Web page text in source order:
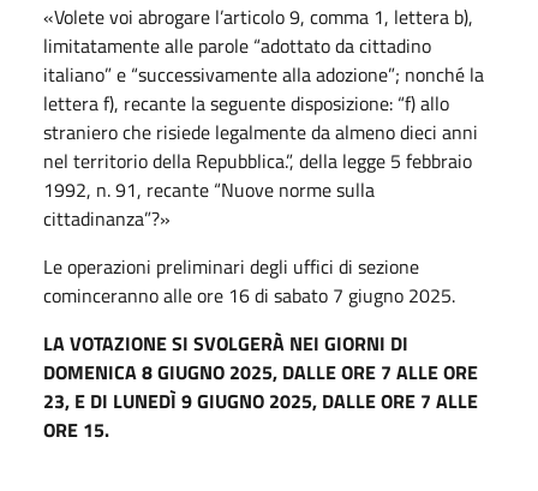
«Volete voi abrogare l’articolo 9, comma 1, lettera b),
limitatamente alle parole “adottato da cittadino
italiano” e “successivamente alla adozione”; nonché la
lettera f), recante la seguente disposizione: “f) allo
straniero che risiede legalmente da almeno dieci anni
nel territorio della Repubblica.”, della legge 5 febbraio
1992, n. 91, recante “Nuove norme sulla
cittadinanza”?»
Le operazioni preliminari degli uffici di sezione
cominceranno alle ore 16 di sabato 7 giugno 2025.
LA VOTAZIONE SI SVOLGERÀ NEI GIORNI DI
DOMENICA 8 GIUGNO 2025, DALLE ORE 7 ALLE ORE
23, E DI LUNEDÌ 9 GIUGNO 2025, DALLE ORE 7 ALLE
ORE 15.